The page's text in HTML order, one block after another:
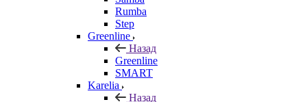
Rumba
Step
Greenline
Назад
Greenline
SMART
Karelia
Назад